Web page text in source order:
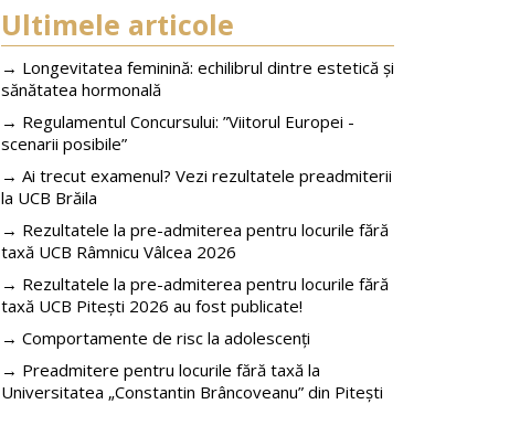
Ultimele articole
→ Longevitatea feminină: echilibrul dintre estetică și
sănătatea hormonală
→ Regulamentul Concursului: ”Viitorul Europei -
scenarii posibile”
→ Ai trecut examenul? Vezi rezultatele preadmiterii
la UCB Brăila
→ Rezultatele la pre-admiterea pentru locurile fără
taxă UCB Râmnicu Vâlcea 2026
→ Rezultatele la pre-admiterea pentru locurile fără
taxă UCB Pitești 2026 au fost publicate!
→ Comportamente de risc la adolescenți
→ Preadmitere pentru locurile fără taxă la
Universitatea „Constantin Brâncoveanu” din Pitești